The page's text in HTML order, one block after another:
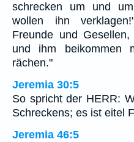
schrecken um und
wollen ihn
Freunde und
und ihm beikommen
rächen."
Jeremia 30:5
So spricht der HERR:
Schreckens; es ist eitel
Jeremia 46:5